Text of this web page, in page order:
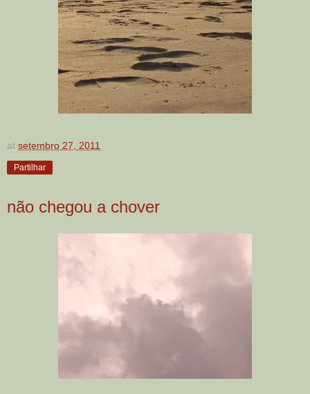
at setembro 27, 2011
Partilhar
não chegou a chover